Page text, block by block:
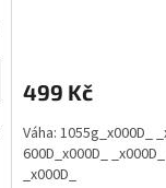
499 Kč
Váha: 1055g_x000D_
600D_x000D_
_x000D_